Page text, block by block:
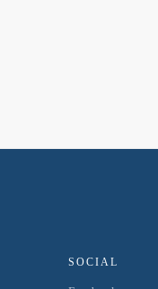
SOCIAL